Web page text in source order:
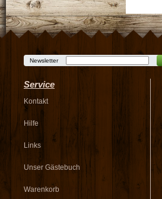
Newsletter
Service
Kontakt
Hilfe
Links
Unser Gästebuch
Warenkorb